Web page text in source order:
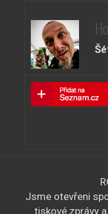
Jsme otevřeni
tiskové zprávy